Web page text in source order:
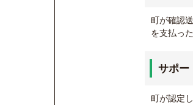
町が確認
を支払った
サポー
町が認定